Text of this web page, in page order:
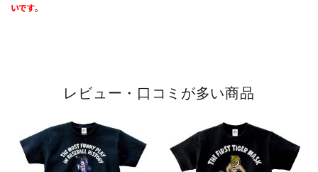
いです。
レビュー・口コミが多い商品